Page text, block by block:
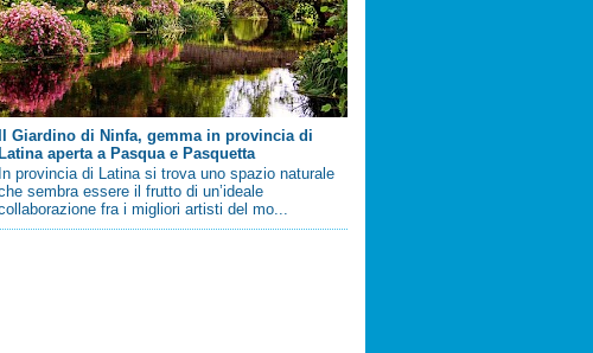
Giardino di Ninfa, gemma in provincia di
aperta a Pasqua e Pasquetta
In provincia di Latina si trova uno spazio naturale
sembra essere il frutto di un’ideale
fra i migliori artisti del mo...